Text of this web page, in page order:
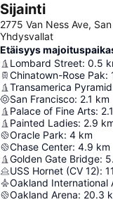
Sijainti
2775 Van Ness Ave,
Yhdysvallat
Etäisyys
Lombard Street: 0.5
Chinatown-Rose Pak:
Transamerica Pyramid
San Francisco: 2.1 km
Palace of Fine Arts: 2.1
Painted Ladies: 2.9
Oracle Park: 4 km
Chase Center: 4.9 km
Golden Gate Bridge:
USS Hornet (CV 12):
Oakland International
Oakland Arena: 20.3